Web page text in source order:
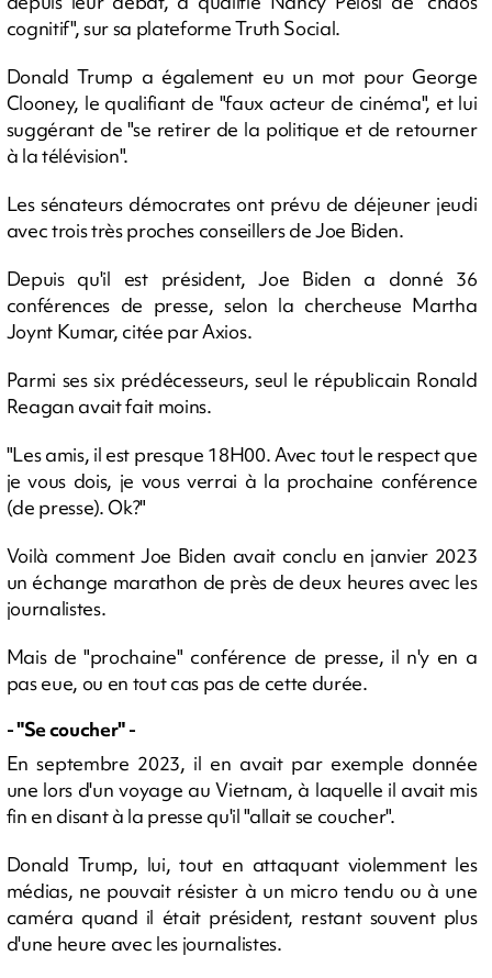
cognitif", sur sa plateforme Truth Social.
Donald Trump a également eu un mot pour George
Clooney, le qualifiant de "faux acteur de cinéma", et lui
suggérant de "se retirer de la politique et de retourner
à la télévision".
Les sénateurs démocrates ont prévu de déjeuner jeudi
avec trois très proches conseillers de Joe Biden.
Depuis qu'il est président, Joe Biden a donné 36
conférences de presse, selon la chercheuse Martha
Joynt Kumar, citée par Axios.
Parmi ses six prédécesseurs, seul le républicain Ronald
Reagan avait fait moins.
"Les amis, il est presque 18H00. Avec tout le respect que
je vous dois, je vous verrai à la prochaine conférence
(de presse). Ok?"
Voilà comment Joe Biden avait conclu en janvier 2023
un échange marathon de près de deux heures avec les
journalistes.
Mais de "prochaine" conférence de presse, il n'y en a
pas eue, ou en tout cas pas de cette durée.
- "Se coucher" -
En septembre 2023, il en avait par exemple donnée
une lors d'un voyage au Vietnam, à laquelle il avait mis
fin en disant à la presse qu'il "allait se coucher".
Donald Trump, lui, tout en attaquant violemment les
médias, ne pouvait résister à un micro tendu ou à une
caméra quand il était président, restant souvent plus
d'une heure avec les journalistes.